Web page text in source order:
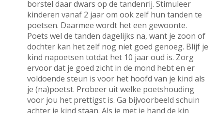
borstel daar dwars op de tandenrij. Stimuleer
kinderen vanaf 2 jaar om ook zelf hun tanden te
poetsen. Daarmee wordt het een gewoonte.
Poets wel de tanden dagelijks na, want je zoon of
dochter kan het zelf nog niet goed genoeg. Blijf je
kind napoetsen totdat het 10 jaar oud is. Zorg
ervoor dat je goed zicht in de mond hebt en er
voldoende steun is voor het hoofd van je kind als
je (na)poetst. Probeer uit welke poetshouding
voor jou het prettigst is. Ga bijvoorbeeld schuin
achter je kind staan. Als je met je hand de kin